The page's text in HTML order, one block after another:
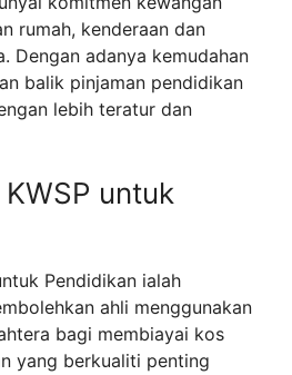
rumah, kenderaan dan
Dengan adanya kemudahan
balik pinjaman pendidikan
lebih teratur dan
untuk
Pendidikan ialah
ahli menggunakan
bagi membiayai kos
yang berkualiti penting